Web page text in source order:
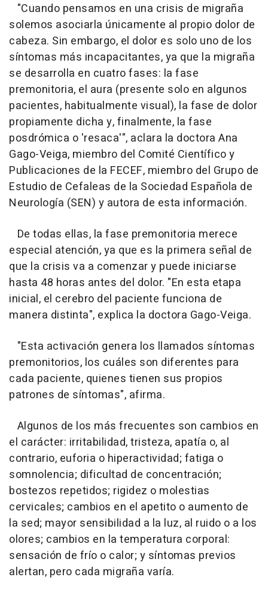
"Cuando pensamos en una crisis de migraña
solemos asociarla únicamente al propio dolor de
cabeza. Sin embargo, el dolor es solo uno de los
síntomas más incapacitantes, ya que la migraña
se desarrolla en cuatro fases: la fase
premonitoria, el aura (presente solo en algunos
pacientes, habitualmente visual), la fase de dolor
propiamente dicha y, finalmente, la fase
posdrómica o 'resaca'", aclara la doctora Ana
Gago-Veiga, miembro del Comité Científico y
Publicaciones de la FECEF, miembro del Grupo de
Estudio de Cefaleas de la Sociedad Española de
Neurología (SEN) y autora de esta información.
De todas ellas, la fase premonitoria merece
especial atención, ya que es la primera señal de
que la crisis va a comenzar y puede iniciarse
hasta 48 horas antes del dolor. "En esta etapa
inicial, el cerebro del paciente funciona de
manera distinta", explica la doctora Gago-Veiga.
"Esta activación genera los llamados síntomas
premonitorios, los cuáles son diferentes para
cada paciente, quienes tienen sus propios
patrones de síntomas", afirma.
Algunos de los más frecuentes son cambios en
el carácter: irritabilidad, tristeza, apatía o, al
contrario, euforia o hiperactividad; fatiga o
somnolencia; dificultad de concentración;
bostezos repetidos; rigidez o molestias
cervicales; cambios en el apetito o aumento de
la sed; mayor sensibilidad a la luz, al ruido o a los
olores; cambios en la temperatura corporal:
sensación de frío o calor; y síntomas previos
alertan, pero cada migraña varía.